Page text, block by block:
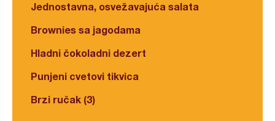
Jednostavna, osvežavajuća salata
Brownies sa jagodama
Hladni čokoladni dezert
Punjeni cvetovi tikvica
Brzi ručak (3)